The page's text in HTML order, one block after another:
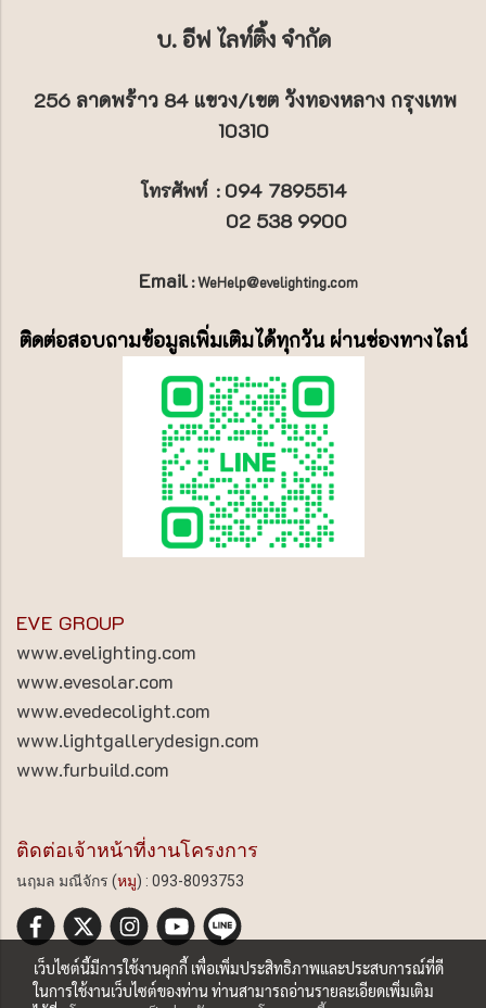
บ. อีฟ ไลท์ติ้ง จำกัด
256 ลาดพร้าว 84 แขวง/เขต วังทองหลาง กรุงเทพ
10310
โทรศัพท์: 094 7895514
02 538 9900
Email: WeHelp@evelighting.com
ติดต่อสอบถามข้อมูลเพิ่มเติมได้ทุกวัน ผ่านช่องทางไลน์
EVE GROUP
www.evelighting.com
www.evesolar.com
www.evedecolight.com
www.lightgallerydesign.com
www.furbuild.com
ติดต่อเจ้าหน้าที่งานโครงการ
นฤมล มณีจักร (หมู) : 093-8093753
เว็บไซต์นี้มีการใช้งานคุกกี้ เพื่อเพิ่มประสิทธิภาพและประสบการณ์ที่ดี
ในการใช้งานเว็บไซต์ของท่าน ท่านสามารถอ่านรายละเอียดเพิ่มเติม